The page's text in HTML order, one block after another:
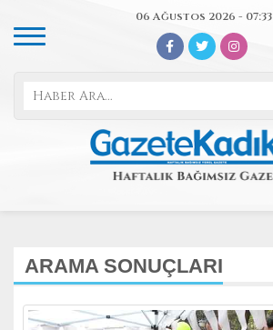
06 Ağustos 2026 - 07:33
ARAMA SONUÇLARI